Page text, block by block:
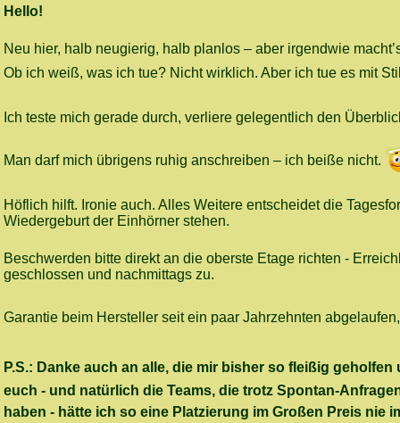
Hello!
Neu hier, halb neugierig, halb planlos – aber irgendwie
Ob ich weiß, was ich tue? Nicht wirklich. Aber ich tue es mit
Ich teste mich gerade durch, verliere gelegentlich den
Man darf mich übrigens ruhig anschreiben – ich beiße nicht.
Höflich hilft. Ironie auch. Alles Weitere entscheidet die
Wiedergeburt der Einhörner stehen.
Beschwerden bitte direkt an die oberste Etage richten -
geschlossen und nachmittags zu.
Garantie beim Hersteller seit ein paar Jahrzehnten
P.S.: Danke auch an alle, die mir bisher so fleißig
euch - und natürlich die Teams, die trotz Spontan-
haben - hätte ich so eine Platzierung im Großen Preis nie